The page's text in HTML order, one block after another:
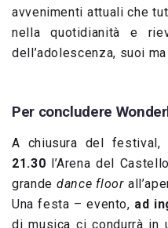
avvenimenti attuali che
nella quotidianità e
dell’adolescenza, suoi
Per concludere
A chiusura del festival,
21.30 l’Arena del
grandedance floor
Una festa – evento, ad
di musica ci condurrà in